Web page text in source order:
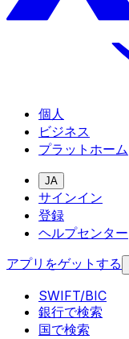
個人
ビジネス
プラットホーム
JA
サインイン
登録
ヘルプセンター
アプリをゲットする
SWIFT/BIC
銀行で検索
国で検索